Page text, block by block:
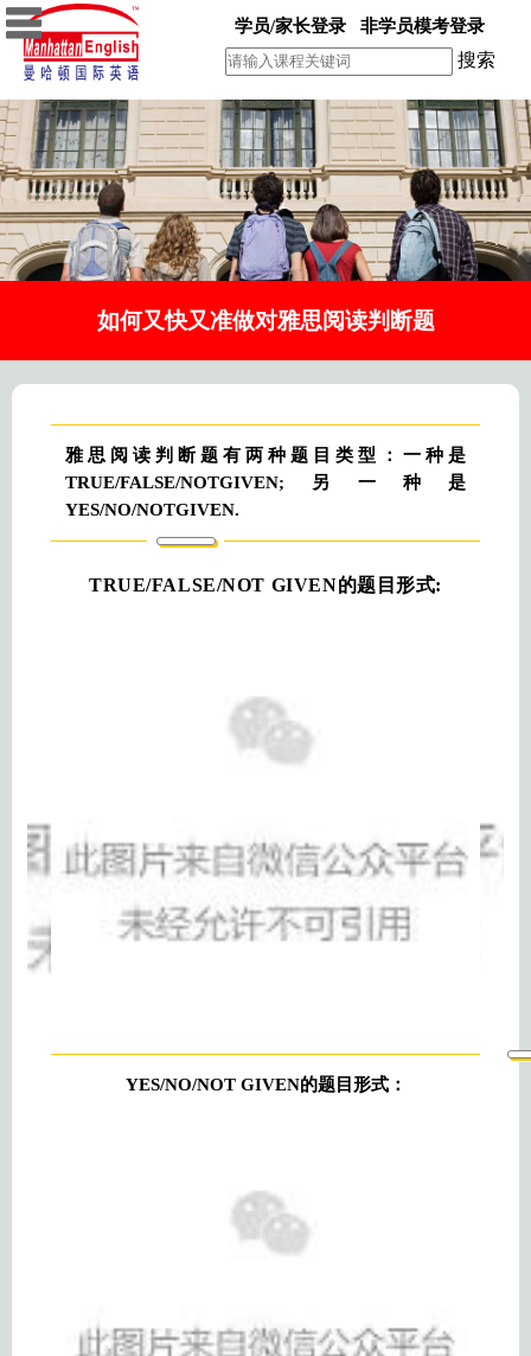
学员/家长登录 非学员模考登录
搜索
如何又快又准做对雅思阅读判断题
雅思阅读判断题有两种题目类型：一种是
TRUE/FALSE/NOTGIVEN;另一种是
YES/NO/NOTGIVEN.
TRUE/FALSE/NOT GIVEN的题目形式:
YES/NO/NOT GIVEN的题目形式：